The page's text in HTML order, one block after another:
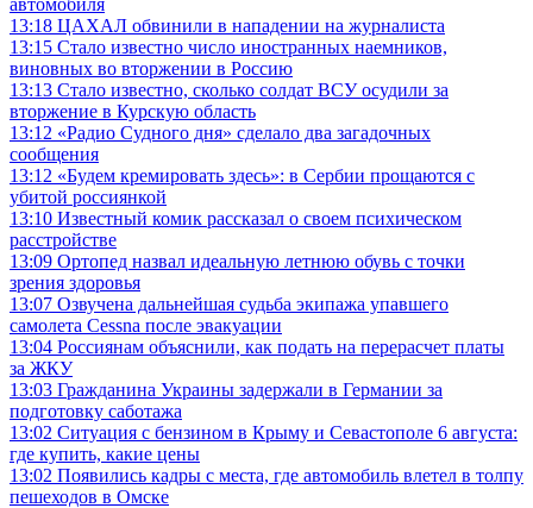
13:18 ЦАХАЛ обвинили в нападении на журналиста
13:15 Стало известно число иностранных наемников,
виновных во вторжении в Россию
13:13 Стало известно, сколько солдат ВСУ осудили за
вторжение в Курскую область
13:12 «Радио Судного дня» сделало два загадочных
сообщения
13:12 «Будем кремировать здесь»: в Сербии прощаются с
убитой россиянкой
13:10 Известный комик рассказал о своем психическом
расстройстве
13:09 Ортопед назвал идеальную летнюю обувь с точки
зрения здоровья
13:07 Озвучена дальнейшая судьба экипажа упавшего
самолета Cessna после эвакуации
13:04 Россиянам объяснили, как подать на перерасчет платы
за ЖКУ
13:03 Гражданина Украины задержали в Германии за
подготовку саботажа
13:02 Ситуация с бензином в Крыму и Севастополе 6 августа:
где купить, какие цены
13:02 Появились кадры с места, где автомобиль влетел в толпу
пешеходов в Омске